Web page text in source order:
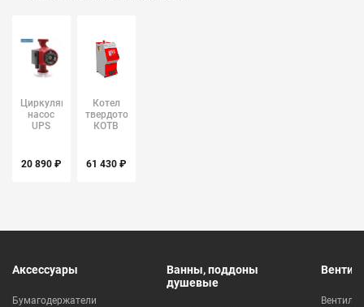
Циркуляционный
насос
UPS
20 890 ₽
Котел
твердотопливный
КОТВ
61 430 ₽
Аксессуары
Бумагодержатели
Ванны, поддоны
душевые